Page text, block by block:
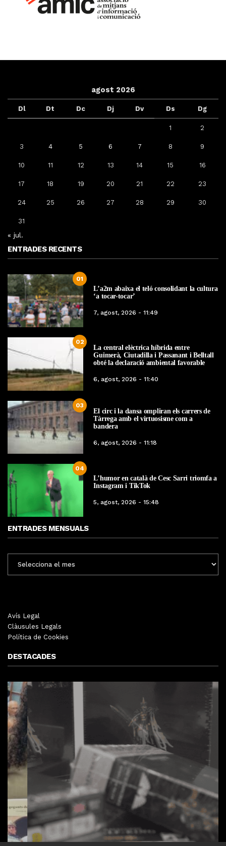
agost 2026
Dl Dt Dc Dj Dv Ds Dg
1 2
3 4 5 6 7 8 9
10 11 12 13 14 15 16
17 18 19 20 21 22 23
24 25 26 27 28 29 30
31
« jul.
ENTRADES RECENTS
01
L’a2m abaixa el teló consolidant la cultura
‘a tocar-tocar’
7, agost, 2026 - 11:49
02
La central elèctrica híbrida entre
Guimerà, Ciutadilla i Passanant i Belltall
obté la declaració ambiental favorable
6, agost, 2026 - 11:40
03
El circ i la dansa ompliran els carrers de
Tàrrega amb el virtuosisme com a
bandera
6, agost, 2026 - 11:18
04
L’humor en català de Cesc Sarri triomfa a
Instagram i TikTok
5, agost, 2026 - 15:48
ENTRADES MENSUALS
MENSUALS
Avís Legal
Clàusules Legals
Política de Cookies
DESTACADES